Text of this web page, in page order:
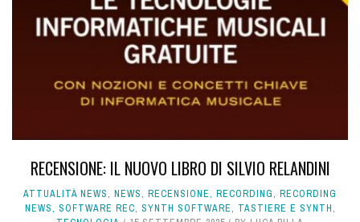
RECENSIONE: IL NUOVO LIBRO DI SILVIO RELANDINI
ATTUALITÀ NEWS, NEWS, RECENSIONE, RECORDING, RECORDING
NEWS, SOFTWARE REC, SYNTH SOFTWARE, TASTIERE E SYNTH,